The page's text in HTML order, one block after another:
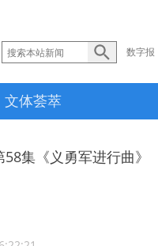
数字
文体荟萃
集《义勇军进行曲》